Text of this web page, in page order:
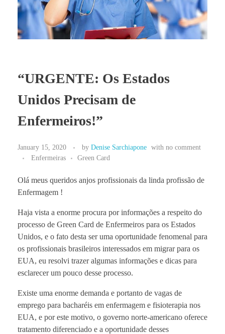
CONTACT
BLOG
“URGENTE: Os Estados
Unidos Precisam de
Enfermeiros!”
January 15, 2020 by Denise Sarchiapone with no comment
Enfermeiras
Green Card
Olá meus queridos anjos profissionais da linda profissão de
Enfermagem !
Haja vista a enorme procura por informações a respeito do
processo de Green Card de Enfermeiros para os Estados
Unidos, e o fato desta ser uma oportunidade fenomenal para
os profissionais brasileiros interessados em migrar para os
EUA, eu resolvi trazer algumas informações e dicas para
esclarecer um pouco desse processo.
Existe uma enorme demanda e portanto de vagas de
emprego para bacharéis em enfermagem e fisioterapia nos
EUA, e por este motivo, o governo norte-americano oferece
tratamento diferenciado e a oportunidade desses